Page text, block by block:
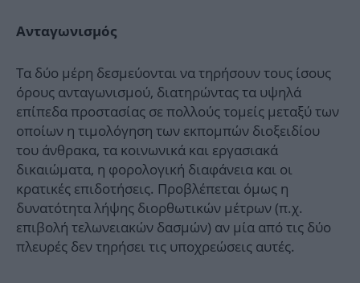
Ανταγωνισμός
Τα δύο μέρη δεσμεύονται να τηρήσουν τους ίσους
όρους ανταγωνισμού, διατηρώντας τα υψηλά
επίπεδα προστασίας σε πολλούς τομείς μεταξύ των
οποίων η τιμολόγηση των εκπομπών διοξειδίου
του άνθρακα, τα κοινωνικά και εργασιακά
δικαιώματα, η φορολογική διαφάνεια και οι
κρατικές επιδοτήσεις. Προβλέπεται όμως η
δυνατότητα λήψης διορθωτικών μέτρων (π.χ.
επιβολή τελωνειακών δασμών) αν μία από τις δύο
πλευρές δεν τηρήσει τις υποχρεώσεις αυτές.